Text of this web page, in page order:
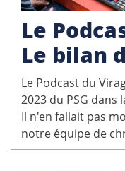
Le
Le bilan
Le Podcast du
2023 du PSG
Il n'en fallait pas
notre équipe de